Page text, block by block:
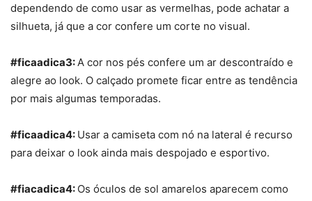
dependendo de como usar as vermelhas, pode achatar a
silhueta, já que a cor confere um corte no visual.
#ficaadica3:A cor nos pés confere um ar descontraído e
alegre ao look. O calçado promete ficar entre as tendência
por mais algumas temporadas.
#ficaadica4: Usar a camiseta com nó na lateral é recurso
para deixar o look ainda mais despojado e esportivo.
#fiacadica4: Os óculos de sol amarelos aparecem como